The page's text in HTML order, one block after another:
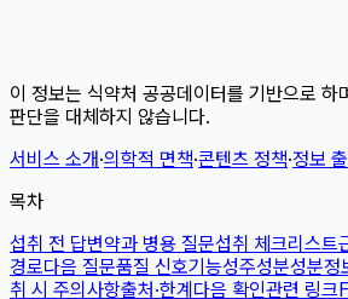
이 정보는 식약처 공공데이터를 기반으로 하
판단을 대체하지 않습니다.
서비스 소개·의학적 면책·콘텐츠 정책·정보
목차
섭취 전 답변약과 병용 질문섭취 체크리스트
경로다음 질문품질 신호기능성주성분성분정
취 시 주의사항출처·한계다음 확인관련 링크